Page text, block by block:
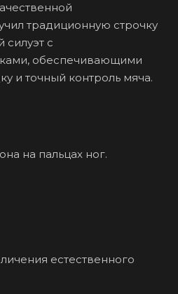
традиционную строчку
силуэт с
обеспечивающими
и точный контроль мяча.
на пальцах ног.
естественного